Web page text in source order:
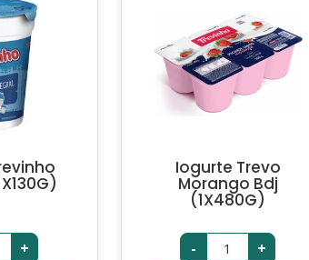
+
Iogurte Trevo
Morango Bdj
(1X480G)
- +